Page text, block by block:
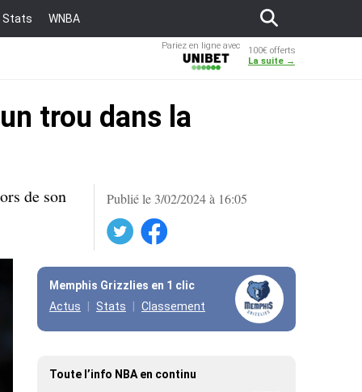
Stats WNBA
Pariez en ligne avec
100€ offerts
La suite →
trou dans la
Publié le 3/02/2024 à 16:05
Facebook
de son
Memphis Grizzlies en 1 clic
Actus
Stats Classement
Toute l’info NBA en continu